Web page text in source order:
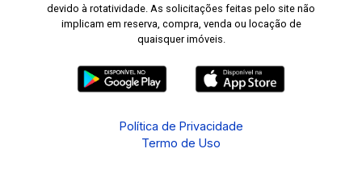
devido à rotatividade. As solicitações feitas pelo site não
implicam em reserva, compra, venda ou locação de
quaisquer imóveis.
Política de Privacidade
Termo de Uso